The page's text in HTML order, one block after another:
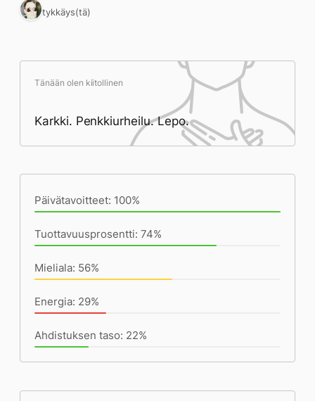
1 tykkäys(tä)
Tänään olen kiitollinen
Karkki. Penkkiurheilu. Lepo.
Päivätavoitteet: 100%
Tuottavuusprosentti: 74%
Mieliala: 56%
Energia: 29%
Ahdistuksen taso: 22%